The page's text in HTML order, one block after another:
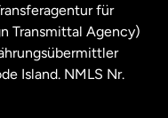
für
Transmittal Agency)
Island. NMLS Nr.